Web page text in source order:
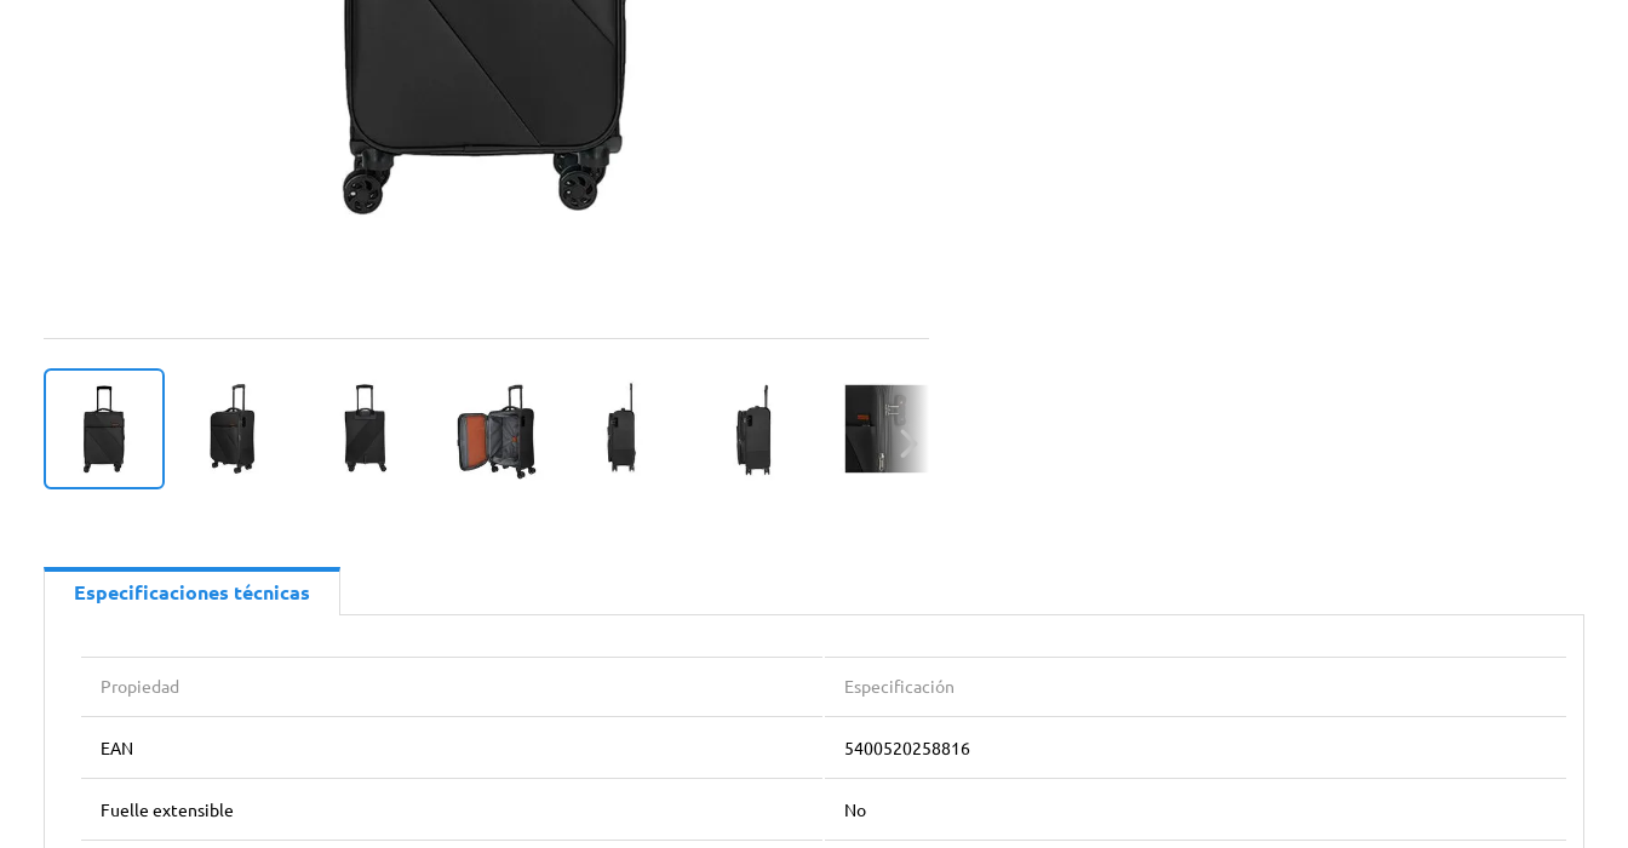
Especificaciones técnicas
Propiedad Especificación
EAN 5400520258816
Fuelle extensible No